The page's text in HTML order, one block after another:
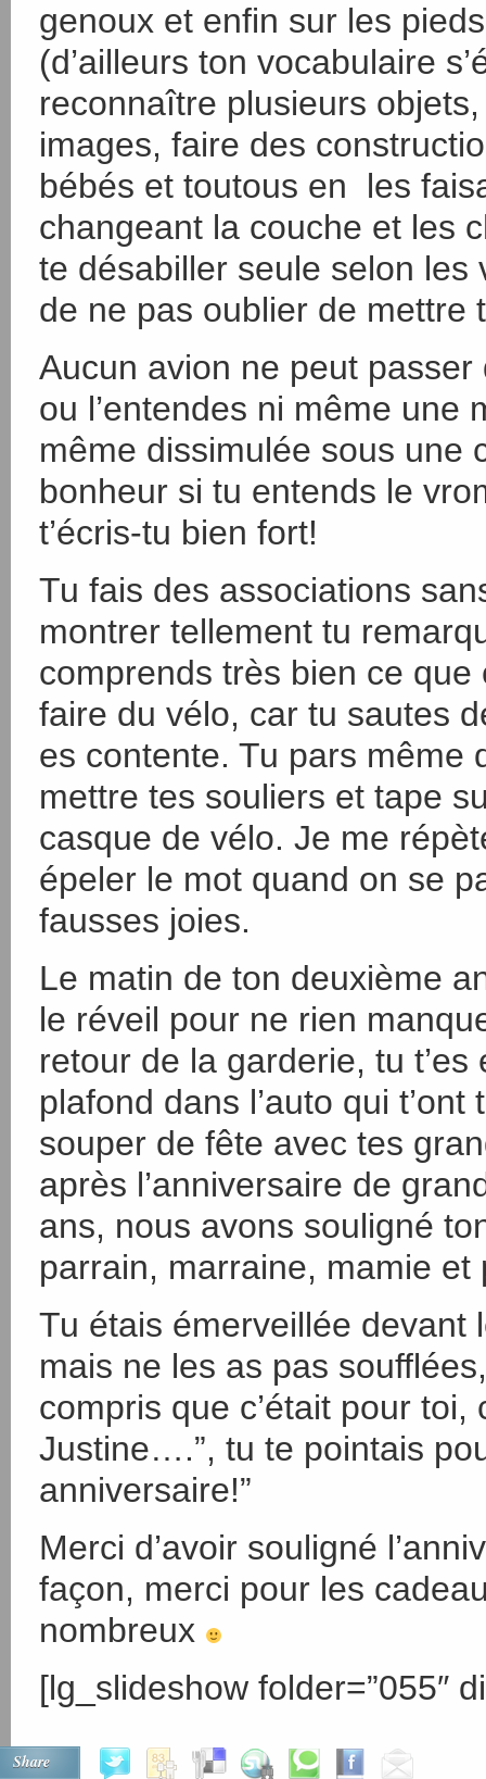
genoux et enfin sur les
(d’ailleurs ton vocabulaire
reconnaître plusieurs
images, faire des
bébés et toutous en les
changeant la couche et les
te désabiller seule selon
de ne pas oublier de mettre
Aucun avion ne peut
ou l’entendes ni même une
même dissimulée sous une
bonheur si tu entends le
t’écris-tu bien fort!
Tu fais des associations
montrer tellement tu
comprends très bien ce
faire du vélo, car tu sautes
es contente. Tu pars même
mettre tes souliers et tape
casque de vélo. Je me
épeler le mot quand on se
fausses joies.
Le matin de ton deuxième
le réveil pour ne rien
retour de la garderie, tu
plafond dans l’auto qui
souper de fête avec tes
après l’anniversaire de
ans, nous avons souligné
parrain, marraine, mamie et
Tu étais émerveillée devant
mais ne les as pas
compris que c’était pour
Justine….”, tu te pointais
anniversaire!”
Merci d’avoir souligné
façon, merci pour les
nombreux
[lg_slideshow folder=”055″
Share